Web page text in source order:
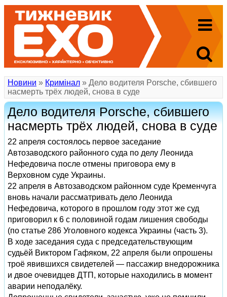
Новини » Кримінал » Дело водителя Porsche, сбившего
насмерть трёх людей, снова в суде
Дело водителя Porsche, сбившего
насмерть трёх людей, снова в суде
22 апреля состоялось первое заседание
Автозаводского районного суда по делу Леонида
Нефедовича после отмены приговора ему в
Верховном суде Украины.
22 апреля в Автозаводском районном суде Кременчуга
вновь начали рассматривать дело Леонида
Нефедовича, которого в прошлом году этот же суд
приговорил к 6 с половиной годам лишения свободы
(по статье 286 Уголовного кодекса Украины (часть 3).
В ходе заседания суда с председательствующим
судьёй Виктором Гафяком, 22 апреля были опрошены
троё явившихся свидетелей — пассажир внедорожника
и двое очевидцев ДТП, которые находились в момент
аварии неподалёку.